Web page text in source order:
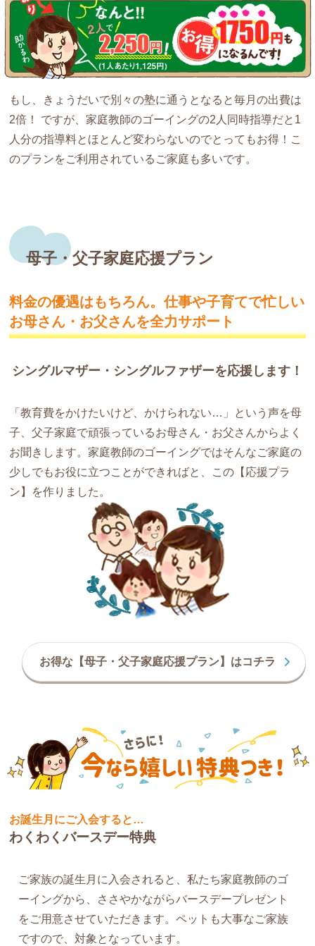
もし、きょうだいで別々の塾に通うとなると毎月の出費は
2倍！ ですが、家庭教師のゴーイングの2人同時指導だと 1
人分の指導料とほとんど変わらないのでとってもお得！こ
のプランをご利用されているご家庭も多いです。
母子・父子家庭応援プラン
料金の優遇はもちろん。仕事や子育てで忙しい
お母さん・お父さんを全力サポート
シングルマザー・シングルファザーを応援します！
「教育費をかけたいけど、かけられない…」という声を母
子、父子家庭で頑張っているお母さん・お父さんからよく
お聞きします。家庭教師のゴーイングではそんなご家庭の
少しでもお役に立つことができればと、この【応援プラ
ン】を作りました。
お得な【母子・父子家庭応援プラン】はコチラ
お誕生月にご入会すると…
わくわくバースデー特典
ご家族の誕生月に入会されると、私たち家庭教師のゴ
ーイングから、ささやかながらバースデープレゼント
をご用意させていただきます。ペットも大事なご家族
ですので、対象となっています。